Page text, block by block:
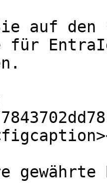
auf den
für
gewährte